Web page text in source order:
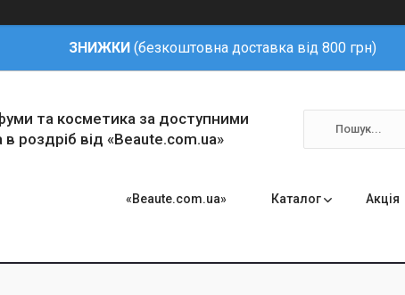
ЗНИЖКИ (безкоштовна доставка від 800 грн)
та косметика за доступними
роздріб від «Beaute.com.ua»
«Beaute.com.ua» Каталог Акція